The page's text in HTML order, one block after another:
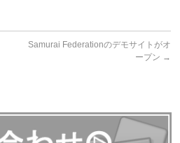
Samurai Federationのデモサイトがオ
ープン →